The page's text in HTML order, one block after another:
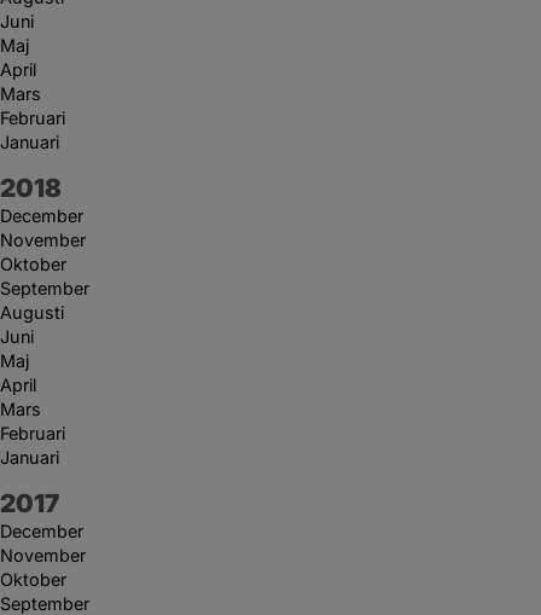
Juni
Maj
April
Mars
Februari
Januari
År:
2018
December
November
Oktober
September
Augusti
Juni
Maj
April
Mars
Februari
Januari
År:
2017
December
November
Oktober
September